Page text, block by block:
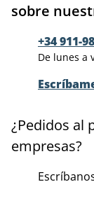
sobre
+34 911-
De lunes a
¿Pedidos al
empresas?